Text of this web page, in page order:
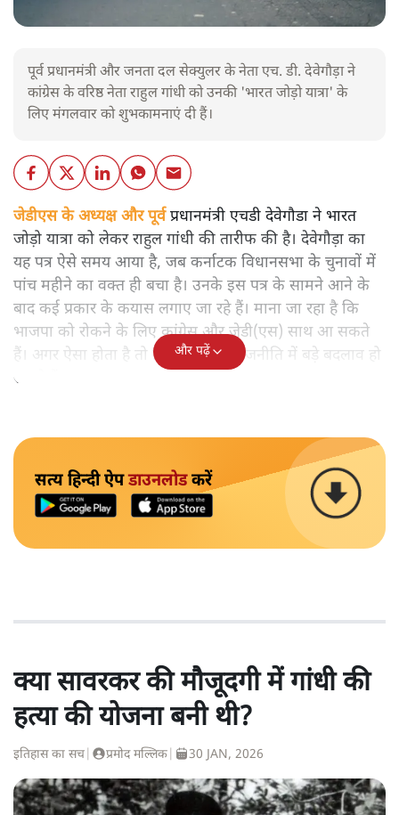
पूर्व प्रधानमंत्री और जनता दल सेक्युलर के नेता एच. डी. देवेगौड़ा ने
कांग्रेस के वरिष्ठ नेता राहुल गांधी को उनकी 'भारत जोड़ो यात्रा' के
लिए मंगलवार को शुभकामनाएं दी हैं।
जेडीएस के अध्यक्ष और पूर्वप्रधानमंत्री एचडी देवेगौडा ने भारत
जोड़ो यात्रा को लेकर राहुल गांधी की तारीफ की है। देवेगौड़ा का
यह पत्र ऐसे समय आया है, जब कर्नाटक विधानसभा के चुनावों में
पांच महीने का वक्त ही बचा है। उनके इस पत्र के सामने आने के
बाद कई प्रकार के कयास लगाए जा रहे हैं। माना जा रहा है कि
भाजपा को रोकने के लिए कांग्रेस औऱ जेडी(एस) साथ आ सकते
हैं। अगर ऐसा होता है तो फिर राज्य की राजनीति में बड़े बदलाव हो
सकते हैं।
और पढ़ें
सत्य हिन्दी ऐपडाउनलोडकरें
क्या सावरकर की मौजूदगी में गांधी की
हत्या की योजना बनी थी?
इतिहास का सच प्रमोद मल्लिक 30 JAN, 2026